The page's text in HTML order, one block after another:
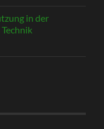
in der